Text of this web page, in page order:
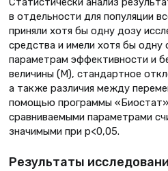
в отдельности для популяции
приняли хотя бы одну дозу
средства и имели хотя бы одну
параметрам эффективности и
величины (М), стандартное
а также различия между
помощью программы
сравниваемыми параметрами
значимыми при p<0,05.
Результаты